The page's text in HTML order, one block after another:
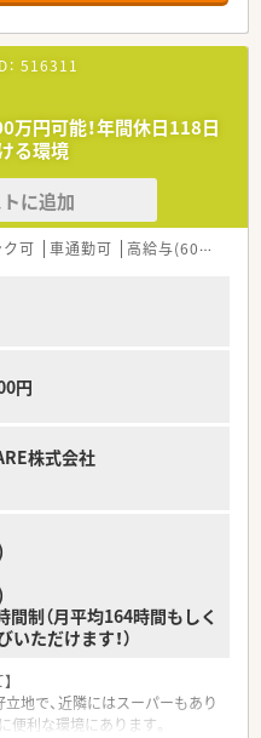
。
内科全般の処方箋を1日あたり
と事務スタッフが2名在籍して
て】
配置を維持するために新たな
。
を図るための高いコミュニケー
かで温厚に対応できるお人柄
を中心に調剤薬局を10店舗展開
人柄で現場の意見を大切にする
っており多くの店舗で小児科の
516311
万円可能！年間休日118日
る環境
に追加
可 車通勤可 高給与(600万円以上)
円
株式会社
制（月平均164時間もしく
ただけます！）
地で、近隣にはスーパーもあり
利な環境にあります。